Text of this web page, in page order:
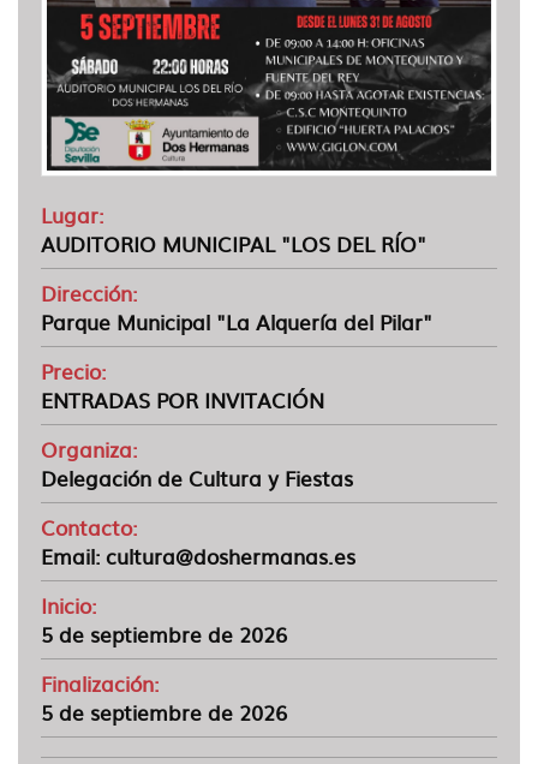
Lugar:
AUDITORIO MUNICIPAL "LOS DEL RÍO"
Dirección:
Parque Municipal "La Alquería del Pilar"
Precio:
ENTRADAS POR INVITACIÓN
Organiza:
Delegación de Cultura y Fiestas
Contacto:
Email: cultura@doshermanas.es
Inicio:
5 de septiembre de 2026
Finalización:
5 de septiembre de 2026